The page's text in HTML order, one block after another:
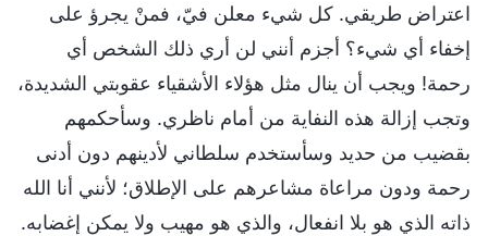
اعتراض طريقي. كل شيء معلن فيّ، فمنْ يجرؤ على
إخفاء أي شيء؟ أجزم أنني لن أري ذلك الشخص أي
رحمة! ويجب أن ينال مثل هؤلاء الأشقياء عقوبتي الشديدة،
وتجب إزالة هذه النفاية من أمام ناظري. وسأحكمهم
بقضيب من حديد وسأستخدم سلطاني لأدينهم دون أدنى
رحمة ودون مراعاة مشاعرهم على الإطلاق؛ لأنني أنا الله
ذاته الذي هو بلا انفعال، والذي هو مهيب ولا يمكن إغضابه.